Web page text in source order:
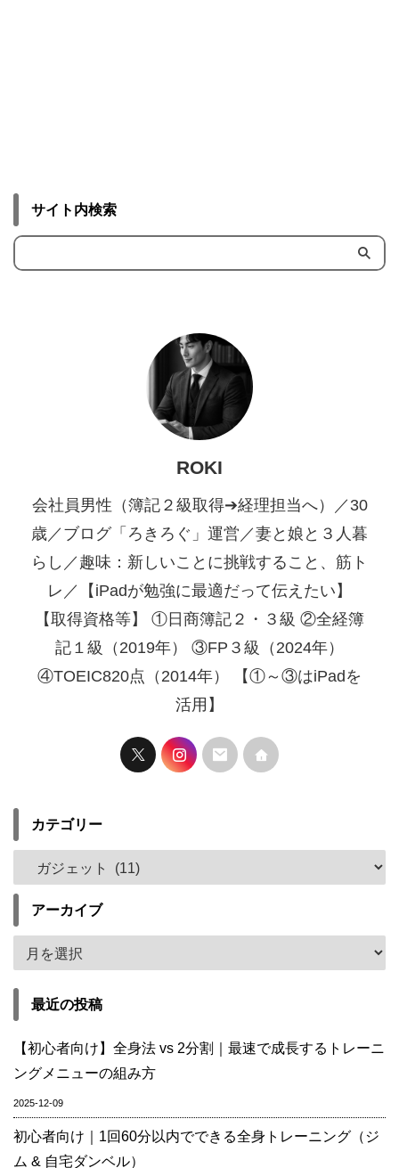
サイト内検索
ROKI
会社員男性（簿記２級取得➔経理担当へ）／30
歳／ブログ「ろきろぐ」運営／妻と娘と３人暮
らし／趣味：新しいことに挑戦すること、筋ト
レ／【iPadが勉強に最適だって伝えたい】
【取得資格等】 ①日商簿記２・３級 ②全経簿
記１級（2019年） ③FP３級（2024年）
④TOEIC820点（2014年） 【①～③はiPadを
活用】
カテゴリー
アーカイブ
最近の投稿
【初心者向け】全身法 vs 2分割｜最速で成長するトレーニ
ングメニューの組み方
2025-12-09
初心者向け｜1回60分以内でできる全身トレーニング（ジ
ム & 自宅ダンベル）